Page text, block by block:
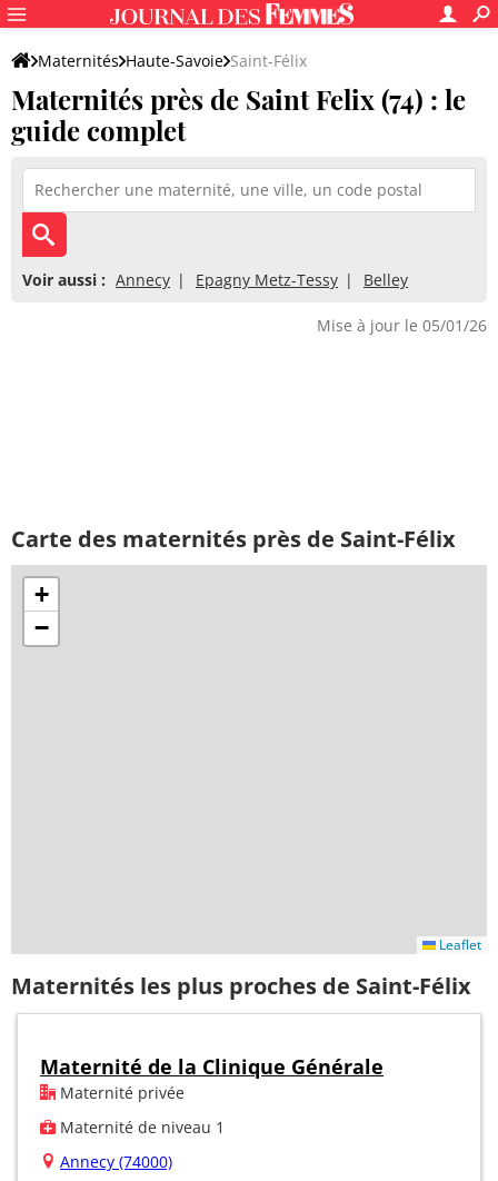
Maternités Haute-Savoie Saint-Félix
Maternités près de Saint Felix (74) : le
guide complet
Voir aussi : Annecy Epagny Metz-Tessy Belley
Mise à jour le 05/01/26
Carte des maternités près de Saint-Félix
+
−
Leaflet
Maternités les plus proches de Saint-Félix
Maternité de la Clinique Générale
Maternité privée
Maternité de niveau 1
Annecy (74000)